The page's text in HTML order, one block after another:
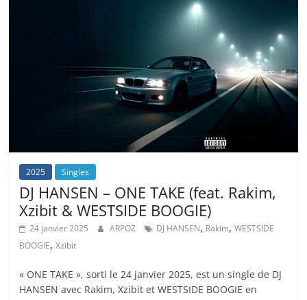
2025 Singles
DJ HANSEN – ONE TAKE (feat. Rakim,
Xzibit & WESTSIDE BOOGIE)
24 janvier 2025 ARPOZ DJ HANSEN, Rakim,WESTSIDE
BOOGIE,Xzibit
« ONE TAKE », sorti le 24 janvier 2025, est un single de DJ
HANSEN avec Rakim, Xzibit et WESTSIDE BOOGIE en